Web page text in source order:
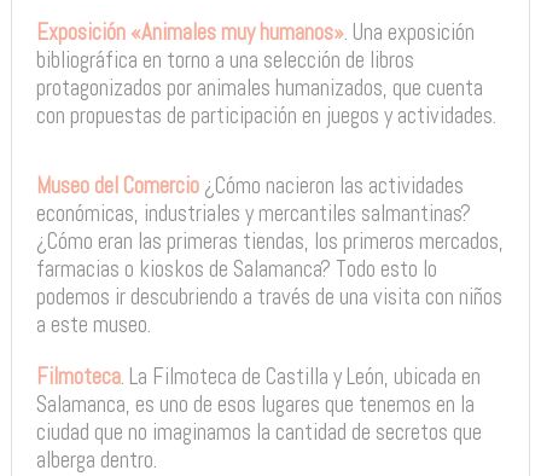
Exposición «Animales muy humanos». Una exposición
bibliográfica en torno a una selección de libros
protagonizados por animales humanizados, que cuenta
con propuestas de participación en juegos y actividades.
Museo del Comercio¿Cómo nacieron las actividades
económicas, industriales y mercantiles salmantinas?
¿Cómo eran las primeras tiendas, los primeros mercados,
farmacias o kioskos de Salamanca? Todo esto lo
podemos ir descubriendo a través de una visita con niños
a este museo.
Filmoteca. La Filmoteca de Castilla y León, ubicada en
Salamanca, es uno de esos lugares que tenemos en la
ciudad que no imaginamos la cantidad de secretos que
alberga dentro.